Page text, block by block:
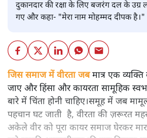
दुकानदार की रक्षा के लिए बजरंग दल के उग्र
गए और कहा- "मेरा नाम मोहम्मद दीपक है।"
जिस समाज में वीरता जबमात्र एक
जाए और हिंसा और कायरता सामूहिक
बारे में चिंता होनी चाहिए।समूह में जब
पहचान घट जाती है, वीरता की ज़रूरत
अकेले वीर को पूरा कायर समाज घेरकर